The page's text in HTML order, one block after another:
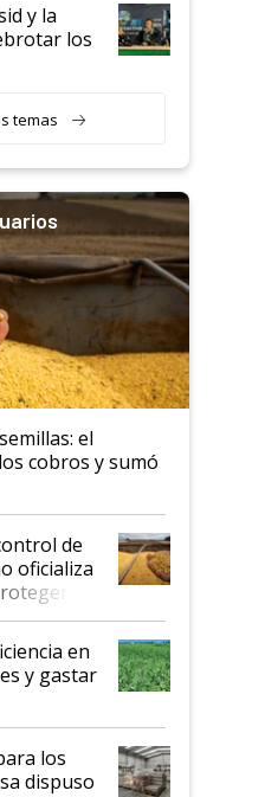
y la
los
temas
el
cobros y sumó
de
oficializa
la
en
y gastar
los
dispuso